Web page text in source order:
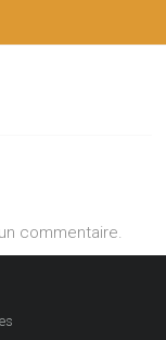
commentaire.